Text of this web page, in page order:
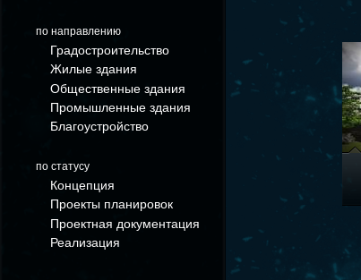
по направлению
Градостроительство
Жилые здания
Общественные здания
Промышленные здания
Благоустройство
по статусу
Концепция
Проекты планировок
Проектная документация
Реализация